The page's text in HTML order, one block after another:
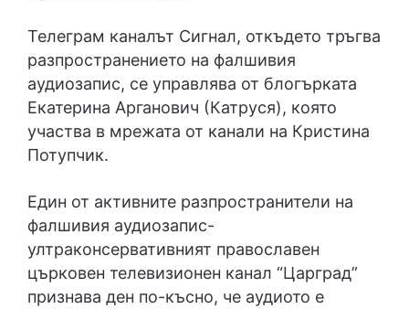
Телеграм каналът Сигнал, откъдето тръгва
разпространението на фалшивия
аудиозапис, се управлява от блогърката
Екатерина Арганович (Катруся), която
участва в мрежата от канали на Кристина
Потупчик.
Един от активните разпространители на
фалшивия аудиозапис-
ултраконсервативният православен
църковен телевизионен канал “Царград”
признава ден по-късно, че аудиото е